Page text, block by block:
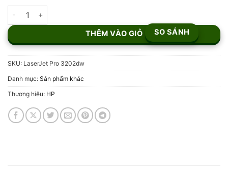
THÊM VÀO GIỎ SO SÁNH
SKU: LaserJet Pro 3202dw
Danh mục: Sản phẩm khác
Thương hiệu: HP